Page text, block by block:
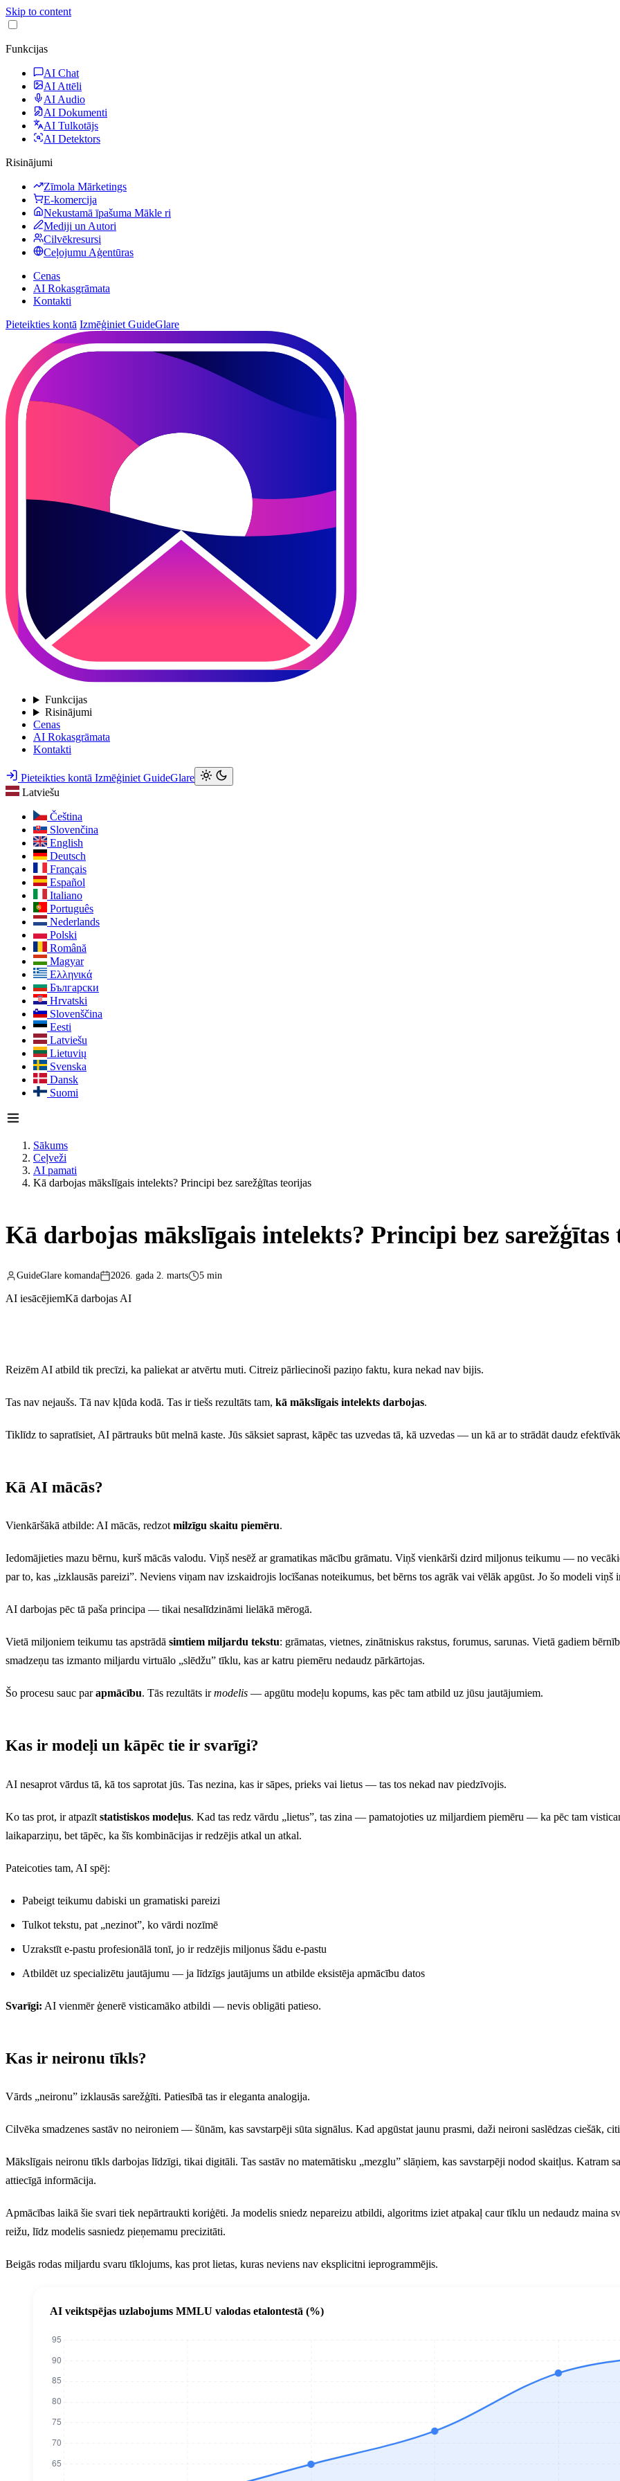
Skip to content
Funkcijas
AI Chat
AI Attēli
AI Audio
AI Dokumenti
AI Tulkotājs
AI Detektors
Risinājumi
Zīmola Mārketings
E-komercija
Nekustamā īpašuma Mākle ri
Mediji un Autori
Cilvēkresursi
Ceļojumu Aģentūras
Cenas
AI Rokasgrāmata
Kontakti
Pieteikties kontā Izmēģiniet GuideGlare
Funkcijas
Risinājumi
Cenas
AI Rokasgrāmata
Kontakti
Pieteikties kontā Izmēģiniet GuideGlare
Latviešu
Čeština
Slovenčina
English
Deutsch
Français
Español
Italiano
Português
Nederlands
Polski
Română
Magyar
Ελληνικά
Български
Hrvatski
Slovenščina
Eesti
Latviešu
Lietuvių
Svenska
Dansk
Suomi
Sākums
Ceļveži
AI pamati
Kā darbojas mākslīgais intelekts? Principi bez sarežģītas teorijas
Kā darbojas mākslīgais intelekts? Principi bez sarežģītas
GuideGlare komanda 2026. gada 2. marts 5 min
AI iesācējiemKā darbojas AI
Reizēm AI atbild tik precīzi, ka paliekat ar atvērtu muti. Citreiz pārliecinoši paziņo faktu, kura nekad nav bijis.
Tas nav nejaušs. Tā nav kļūda kodā. Tas ir tiešs rezultāts tam, kā mākslīgais intelekts darbojas.
Tiklīdz to sapratīsiet, AI pārtrauks būt melnā kaste. Jūs sāksiet saprast, kāpēc tas uzvedas tā, kā uzvedas — un kā ar to strādāt daudz
Kā AI mācās?
Vienkāršākā atbilde: AI mācās, redzotmilzīgu skaitu piemēru.
Iedomājieties mazu bērnu, kurš mācās valodu. Viņš nesēž ar gramatikas mācību grāmatu. Viņš vienkārši dzird miljonus teikumu — no
par to, kas „izklausās pareizi”. Neviens viņam nav izskaidrojis locīšanas noteikumus, bet bērns tos agrāk vai vēlāk apgūst. Jo šo modeli viņš
AI darbojas pēc tā paša principa — tikai nesalīdzināmi lielākā mērogā.
Vietā miljoniem teikumu tas apstrādā simtiem miljardu tekstu: grāmatas, vietnes, zinātniskus rakstus, forumus, sarunas. Vietā gadiem
smadzeņu tas izmanto miljardu virtuālo „slēdžu” tīklu, kas ar katru piemēru nedaudz pārkārtojas.
Šo procesu sauc parapmācību. Tās rezultāts irmodelis — apgūtu modeļu kopums, kas pēc tam atbild uz jūsu jautājumiem.
Kas ir modeļi un kāpēc tie ir svarīgi?
AI nesaprot vārdus tā, kā tos saprotat jūs. Tas nezina, kas ir sāpes, prieks vai lietus — tas tos nekad nav piedzīvojis.
Ko tas prot, ir atpazīt statistiskos modeļus. Kad tas redz vārdu „lietus”, tas zina — pamatojoties uz miljardiem piemēru — ka pēc tam
laikaparziņu, bet tāpēc, ka šīs kombinācijas ir redzējis atkal un atkal.
Pateicoties tam, AI spēj:
Pabeigt teikumu dabiski un gramatiski pareizi
Tulkot tekstu, pat „nezinot”, ko vārdi nozīmē
Uzrakstīt e-pastu profesionālā tonī, jo ir redzējis miljonus šādu e-pastu
Atbildēt uz specializētu jautājumu — ja līdzīgs jautājums un atbilde eksistēja apmācību datos
Svarīgi: AI vienmēr ģenerē visticamāko atbildi — nevis obligāti patieso.
Kas ir neironu tīkls?
Vārds „neironu” izklausās sarežģīti. Patiesībā tas ir eleganta analogija.
Cilvēka smadzenes sastāv no neironiem — šūnām, kas savstarpēji sūta signālus. Kad apgūstat jaunu prasmi, daži neironi saslēdzas ciešāk,
Mākslīgais neironu tīkls darbojas līdzīgi, tikai digitāli. Tas sastāv no matemātisku „mezglu” slāņiem, kas savstarpēji nodod skaitļus.
attiecīgā informācija.
Apmācības laikā šie svari tiek nepārtraukti koriģēti. Ja modelis sniedz nepareizu atbildi, algoritms iziet atpakaļ caur tīklu un nedaudz maina
reižu, līdz modelis sasniedz pieņemamu precizitāti.
Beigās rodas miljardu svaru tīklojums, kas prot lietas, kuras neviens nav eksplicitni ieprogrammējis.
AI veiktspējas uzlabojums MMLU valodas etalontestā (%)